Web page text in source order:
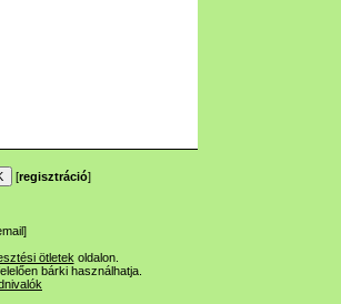
[regisztráció]
]
ötletek oldalon.
bárki használhatja.